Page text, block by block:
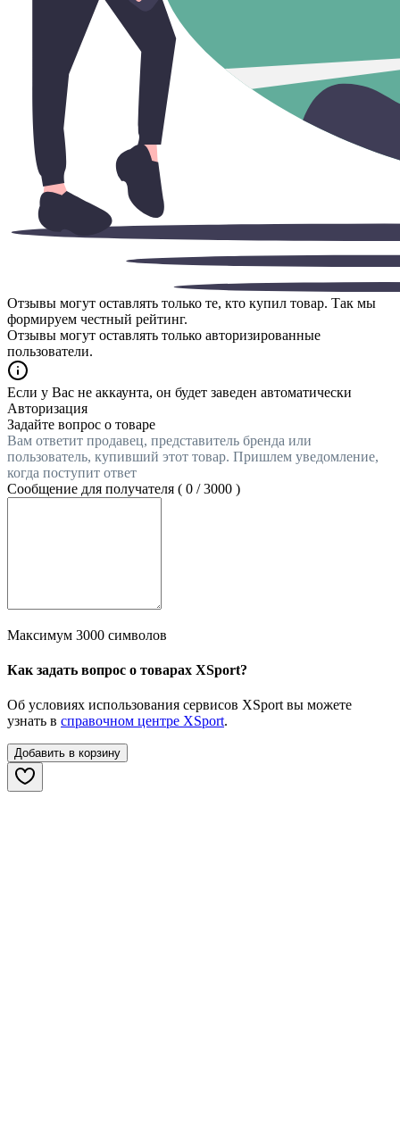
Отзывы могут оставлять только те, кто купил товар. Так мы
формируем честный рейтинг.
Отзывы могут оставлять только авторизированные
пользователи.
Если у Вас не аккаунта, он будет заведен автоматически
Авторизация
Задайте вопрос о товаре
Вам ответит продавец, представитель бренда или
пользователь, купивший этот товар. Пришлем уведомление,
когда поступит ответ
Сообщение для получателя ( 0 /3000 )
Максимум 3000 символов
Как задать вопрос о товарах XSport?
Об условиях использования сервисов XSport вы можете
узнать в справочном центре XSport.
Добавить в корзину